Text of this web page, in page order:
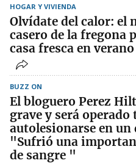
HOGAR Y VIVIENDA
Olvídate del calor: el
casero de la fregona
casa fresca en verano
BUZZ ON
El bloguero Perez
grave y será operado
autolesionarse en un
"Sufrió una
de sangre "